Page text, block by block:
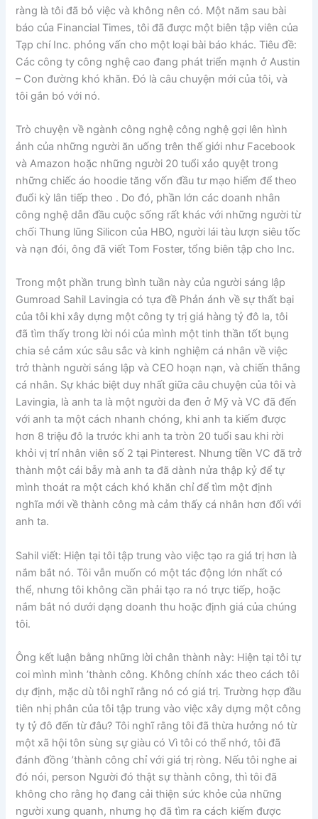
ràng là tôi đã bỏ việc và không nên có. Một năm sau bài
báo của Financial Times, tôi đã được một biên tập viên của
Tạp chí Inc. phỏng vấn cho một loại bài báo khác. Tiêu đề:
Các công ty công nghệ cao đang phát triển mạnh ở Austin
– Con đường khó khăn. Đó là câu chuyện mới của tôi, và
tôi gắn bó với nó.
Trò chuyện về ngành công nghệ công nghệ gợi lên hình
ảnh của những người ăn uống trên thế giới như Facebook
và Amazon hoặc những người 20 tuổi xảo quyệt trong
những chiếc áo hoodie tăng vốn đầu tư mạo hiểm để theo
đuổi kỳ lân tiếp theo . Do đó, phần lớn các doanh nhân
công nghệ dẫn đầu cuộc sống rất khác với những người từ
chối Thung lũng Silicon của HBO, người lái tàu lượn siêu tốc
và nạn đói, ông đã viết Tom Foster, tổng biên tập cho Inc.
Trong một phần trung bình tuần này của người sáng lập
Gumroad Sahil Lavingia có tựa đề Phản ánh về sự thất bại
của tôi khi xây dựng một công ty trị giá hàng tỷ đô la, tôi
đã tìm thấy trong lời nói của mình một tinh thần tốt bụng
chia sẻ cảm xúc sâu sắc và kinh nghiệm cá nhân về việc
trở thành người sáng lập và CEO hoạn nạn, và chiến thắng
cá nhân. Sự khác biệt duy nhất giữa câu chuyện của tôi và
Lavingia, là anh ta là một người da đen ở Mỹ và VC đã đến
với anh ta một cách nhanh chóng, khi anh ta kiếm được
hơn 8 triệu đô la trước khi anh ta tròn 20 tuổi sau khi rời
khỏi vị trí nhân viên số 2 tại Pinterest. Nhưng tiền VC đã trở
thành một cái bẫy mà anh ta đã dành nửa thập kỷ để tự
mình thoát ra một cách khó khăn chỉ để tìm một định
nghĩa mới về thành công mà cảm thấy cá nhân hơn đối với
anh ta.
Sahil viết: Hiện tại tôi tập trung vào việc tạo ra giá trị hơn là
nắm bắt nó. Tôi vẫn muốn có một tác động lớn nhất có
thể, nhưng tôi không cần phải tạo ra nó trực tiếp, hoặc
nắm bắt nó dưới dạng doanh thu hoặc định giá của chúng
tôi.
Ông kết luận bằng những lời chân thành này: Hiện tại tôi tự
coi mình mình ’thành công. Không chính xác theo cách tôi
dự định, mặc dù tôi nghĩ rằng nó có giá trị. Trường hợp đầu
tiên nhị phân của tôi tập trung vào việc xây dựng một công
ty tỷ đô đến từ đâu? Tôi nghĩ rằng tôi đã thừa hưởng nó từ
một xã hội tôn sùng sự giàu có Vì tôi có thể nhớ, tôi đã
đánh đồng ’thành công chỉ với giá trị ròng. Nếu tôi nghe ai
đó nói, person Người đó thật sự thành công, thì tôi đã
không cho rằng họ đang cải thiện sức khỏe của những
người xung quanh, nhưng họ đã tìm ra cách kiếm được